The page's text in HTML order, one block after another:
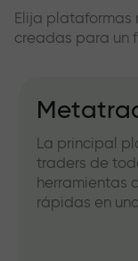
Elija plataformas
creadas para un
La principal
traders de
herramientas
rápidas en